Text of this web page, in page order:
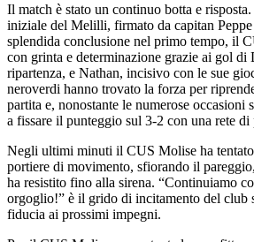
Il match è stato un continuo botta e
iniziale del Melilli, firmato da capitan
splendida conclusione nel primo tempo, il
con grinta e determinazione grazie ai gol di
ripartenza, e Nathan, incisivo con le sue
neroverdi hanno trovato la forza per
partita e, nonostante le numerose occasioni
a fissare il punteggio sul 3-2 con una rete di
Negli ultimi minuti il CUS Molise ha
portiere di movimento, sfiorando il
ha resistito fino alla sirena. “Continuiamo
orgoglio!” è il grido di incitamento del club
fiducia ai prossimi impegni.